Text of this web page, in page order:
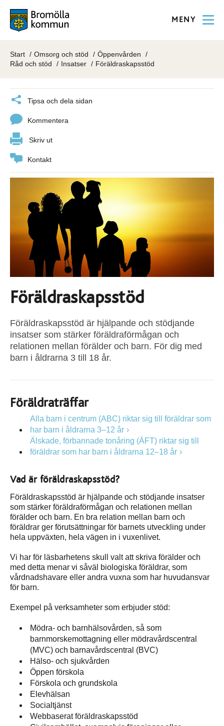
MENY
Start Omsorg och stöd
Öppenvården
Råd och stöd
Insatser Föräldraskapsstöd
Tipsa och dela sidan
Kommentera
Skriv ut
Kontakt
Föräldraskapsstöd
Föräldraskapsstöd är hjälpande och stödjande
insatser som stärker föräldraförmågan och
relationen mellan förälder och barn. För dig med
barn i åldrarna 3 till 18 år.
Föräldraträffar
Alla barn i centrum (ABC) riktar sig till föräldrar som
har barn i åldrarna 3–12 år
Älskade, förbannade tonåring (ÄFT) riktar sig till
föräldrar som har barn i åldrarna 12–18 år
Vad är föräldraskapsstöd?
Föräldraskapsstöd är hjälpande och stödjande insatser
som stärker föräldraförmågan och relationen mellan
förälder och barn. En bra relation mellan barn och
föräldrar ger förutsättningar för barnets utveckling under
hela uppväxten, hela vägen in i vuxenlivet.
Vi har för läsbarhetens skull valt att skriva förälder och
med detta menar vi såväl biologiska föräldrar, som
vårdnadshavare eller andra vuxna som har huvudansvar
för barn.
Exempel på verksamheter som erbjuder stöd:
Mödra- och barnhälsovården, så som
barnmorskemottagning eller mödravårdscentral
(MVC) och barnavårdscentral (BVC)
Hälso- och sjukvården
Öppen förskola
Förskola och grundskola
Elevhälsan
Socialtjänst
Webbaserat föräldraskapsstöd